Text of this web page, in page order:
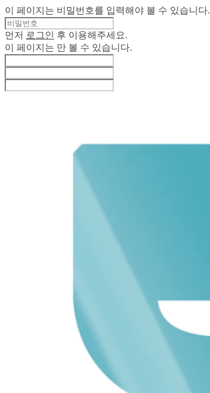
이 페이지는 비밀번호를 입력해야 볼 수 있습니다.
먼저 로그인
후 이용해주세요.
이 페이지는 만 볼 수 있습니다.